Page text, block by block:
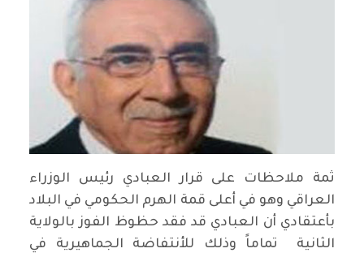
ثمة ملاحظات على قرار العبادي رئيس الوزراء
العراقي وهو في أعلى قمة الهرم الحكومي في البلاد
بأعتقادي أن العبادي قد فقد حظوظ الفوز بالولاية
الثانية تماماً وذلك للأنتفاضة الجماهيرية في